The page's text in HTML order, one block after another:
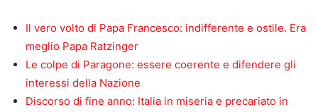
Il vero volto di Papa Francesco: indifferente e ostile. Era
meglio Papa Ratzinger
Le colpe di Paragone: essere coerente e difendere gli
interessi della Nazione
Discorso di fine anno: Italia in miseria e precariato in